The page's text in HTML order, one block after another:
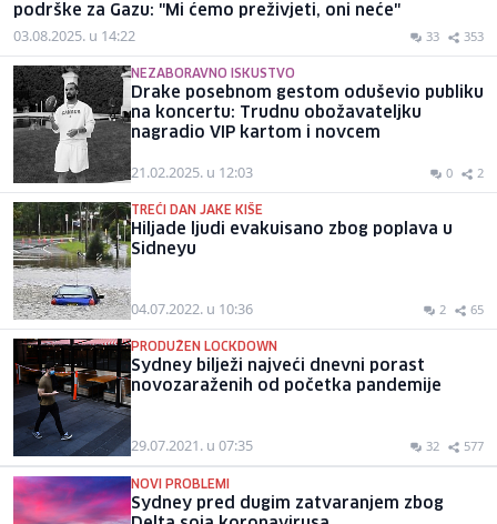
podrške za Gazu: "Mi ćemo preživjeti, oni neće"
03.08.2025. u 14:22 33 353
NEZABORAVNO ISKUSTVO
Drake posebnom gestom oduševio publiku
na koncertu: Trudnu obožavateljku
nagradio VIP kartom i novcem
21.02.2025. u 12:03 0 2
TREĆI DAN JAKE KIŠE
Hiljade ljudi evakuisano zbog poplava u
Sidneyu
04.07.2022. u 10:36 2 65
PRODUŽEN LOCKDOWN
Sydney bilježi najveći dnevni porast
novozaraženih od početka pandemije
29.07.2021. u 07:35 32 577
NOVI PROBLEMI
Sydney pred dugim zatvaranjem zbog